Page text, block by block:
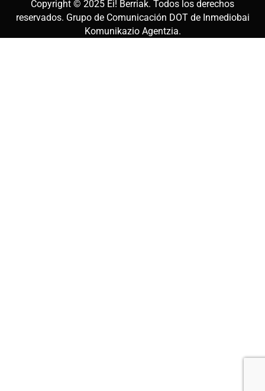
Copyright © 2025 Ei! Berriak. Todos los derechos
reservados. Grupo de Comunicación DOT de Inmediobai
Komunikazio Agentzia.